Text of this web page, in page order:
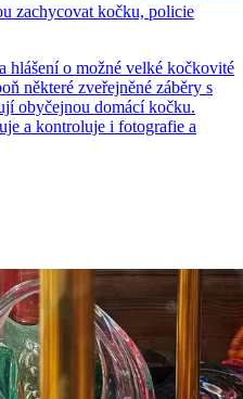
zachycovat kočku, policie
hlášení o možné velké kočkovité
některé zveřejněné záběry s
obyčejnou domácí kočku.
a kontroluje i fotografie a